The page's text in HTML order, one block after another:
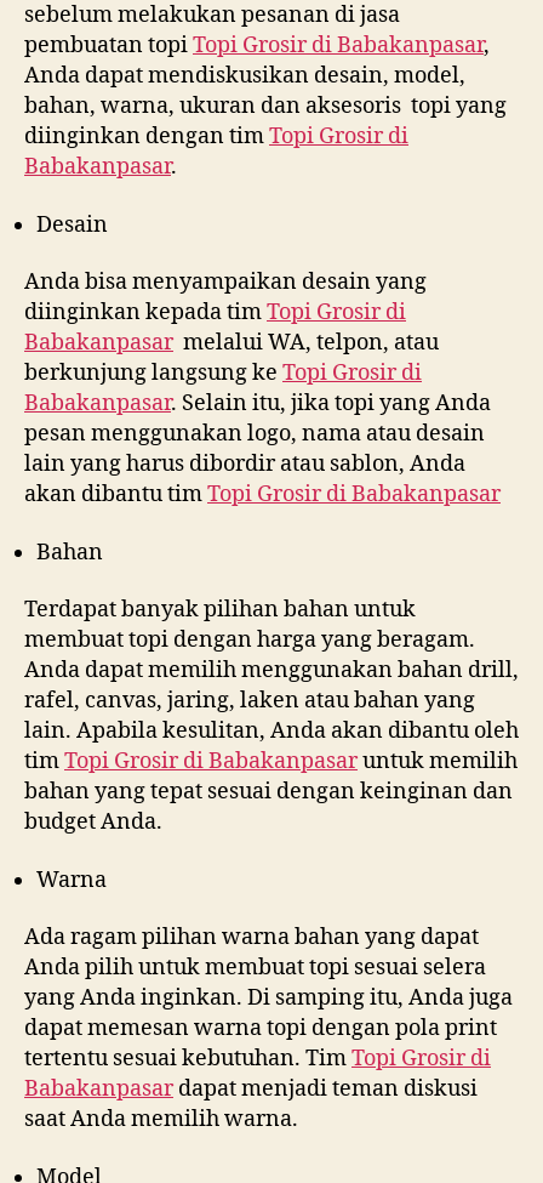
sebelum melakukan pesanan di jasa
pembuatan topiTopi Grosir diBabakanpasar,
Anda dapat mendiskusikan desain, model,
bahan, warna, ukuran dan aksesoris topi yang
diinginkan dengan timTopi Grosir di
Babakanpasar.
Desain
Anda bisa menyampaikan desain yang
diinginkan kepada timTopi Grosir di
Babakanpasarmelalui WA, telpon, atau
berkunjung langsung ke Topi Grosir di
Babakanpasar. Selain itu, jika topi yang Anda
pesan menggunakan logo, nama atau desain
lain yang harus dibordir atau sablon, Anda
akan dibantu timTopi Grosir diBabakanpasar
Bahan
Terdapat banyak pilihan bahan untuk
membuat topi dengan harga yang beragam.
Anda dapat memilih menggunakan bahan drill,
rafel, canvas, jaring, laken atau bahan yang
lain. Apabila kesulitan, Anda akan dibantu oleh
timTopi Grosir diBabakanpasaruntuk memilih
bahan yang tepat sesuai dengan keinginan dan
budget Anda.
Warna
Ada ragam pilihan warna bahan yang dapat
Anda pilih untuk membuat topi sesuai selera
yang Anda inginkan. Di samping itu, Anda juga
dapat memesan warna topi dengan pola print
tertentu sesuai kebutuhan. TimTopi Grosir di
Babakanpasardapat menjadi teman diskusi
saat Anda memilih warna.
Model